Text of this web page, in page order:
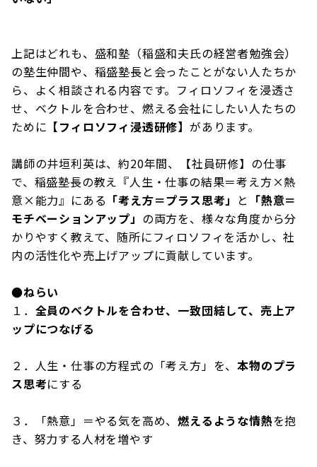
上記はどれも、盛和塾（稲盛和夫氏の経営者勉強会）
の塾生仲間や、稲盛塾長と会ったことがない人たちか
ら、よく相談される内容です。フィロソフィを浸透さ
せ、ベクトルを合わせ、燃える会社にしたい人たちの
ために 【フィロソフィ浸透研修】があります。
講師の井垣利英は、約20年間、【社員研修】の仕事
で、稲盛塾長の教え『人生・仕事の結果＝考え方×熱
意×能力』にある 「考え方＝プラス思考」 と 「熱意＝
モチベーションアップ」 の両方を、様々な角度から分
かりやすく教えて、随所にフィロソフィを活かし、社
内の活性化や売上げアップに貢献しています。
●ねらい
１． 全員のベクトルを合わせ、一致団結して、 売上ア
ップにつなげる
２．人生・仕事の方程式の「考え方」を、本物のプラ
ス思考にする
３．「熱意」＝やる気を高め、燃えるような情熱を抱
き、努力する人材を増やす